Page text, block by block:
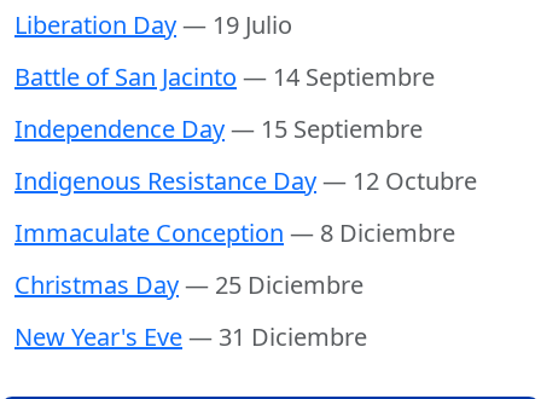
Liberation Day— 19 Julio
Battle of San Jacinto — 14 Septiembre
Independence Day— 15 Septiembre
Indigenous Resistance Day— 12 Octubre
Immaculate Conception — 8 Diciembre
Christmas Day— 25 Diciembre
New Year's Eve— 31 Diciembre